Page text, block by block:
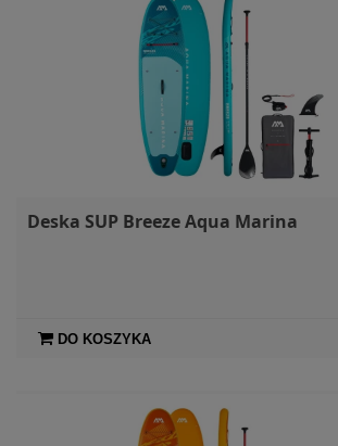
Deska SUP Breeze Aqua Marina
DO KOSZYKA